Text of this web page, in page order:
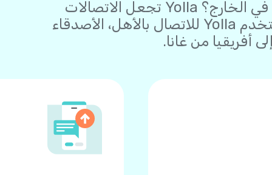
هل ترغب في البقاء على اتصال وأنت في الخارج؟ Yolla تجعل الاتصالات
الدولية أسهل من أي وقت مضى. استخدم Yolla للاتصال بالأهل، الأصدقاء
أفريقيا من غانا.